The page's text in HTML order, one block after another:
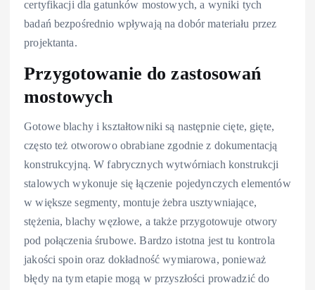
certyfikacji dla gatunków mostowych, a wyniki tych
badań bezpośrednio wpływają na dobór materiału przez
projektanta.
Przygotowanie do zastosowań
mostowych
Gotowe blachy i kształtowniki są następnie cięte, gięte,
często też otworowo obrabiane zgodnie z dokumentacją
konstrukcyjną. W fabrycznych wytwórniach konstrukcji
stalowych wykonuje się łączenie pojedynczych elementów
w większe segmenty, montuje żebra usztywniające,
stężenia, blachy węzłowe, a także przygotowuje otwory
pod połączenia śrubowe. Bardzo istotna jest tu kontrola
jakości spoin oraz dokładność wymiarowa, ponieważ
błędy na tym etapie mogą w przyszłości prowadzić do